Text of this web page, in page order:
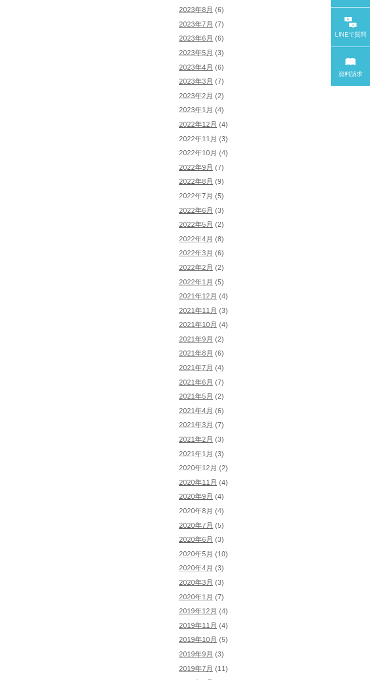
2023年8月 (6)
2023年7月 (7)
2023年6月 (6)
2023年5月 (3)
2023年4月 (6)
2023年3月 (7)
2023年2月 (2)
2023年1月 (4)
2022年12月 (4)
2022年11月 (3)
2022年10月 (4)
2022年9月 (7)
2022年8月 (9)
2022年7月 (5)
2022年6月 (3)
2022年5月 (2)
2022年4月 (8)
2022年3月 (6)
2022年2月 (2)
2022年1月 (5)
2021年12月 (4)
2021年11月 (3)
2021年10月 (4)
2021年9月 (2)
2021年8月 (6)
2021年7月 (4)
2021年6月 (7)
2021年5月 (2)
2021年4月 (6)
2021年3月 (7)
2021年2月 (3)
2021年1月 (3)
2020年12月 (2)
2020年11月 (4)
2020年9月 (4)
2020年8月 (4)
2020年7月 (5)
2020年6月 (3)
2020年5月 (10)
2020年4月 (3)
2020年3月 (3)
2020年1月 (7)
2019年12月 (4)
2019年11月 (4)
2019年10月 (5)
2019年9月 (3)
2019年7月 (11)
LINEで質問
資料請求